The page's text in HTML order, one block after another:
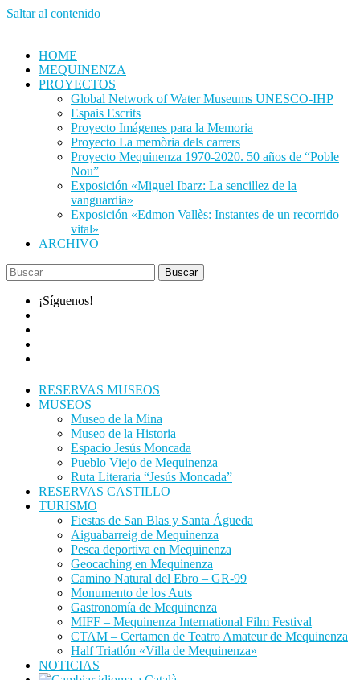
Saltar al contenido
HOME
MEQUINENZA
PROYECTOS
Global Network of Water Museums UNESCO-IHP
Espais Escrits
Proyecto Imágenes para la Memoria
Proyecto La memòria dels carrers
Proyecto Mequinenza 1970-2020. 50 años de “Poble
Nou”
Exposición «Miguel Ibarz: La sencillez de la
vanguardia»
Exposición «Edmon Vallès: Instantes de un recorrido
vital»
ARCHIVO
¡Síguenos!
RESERVAS MUSEOS
MUSEOS
Museo de la Mina
Museo de la Historia
Espacio Jesús Moncada
Pueblo Viejo de Mequinenza
Ruta Literaria “Jesús Moncada”
RESERVAS CASTILLO
TURISMO
Fiestas de San Blas y Santa Águeda
Aiguabarreig de Mequinenza
Pesca deportiva en Mequinenza
Geocaching en Mequinenza
Camino Natural del Ebro – GR-99
Monumento de los Auts
Gastronomía de Mequinenza
MIFF – Mequinenza International Film Festival
CTAM – Certamen de Teatro Amateur de Mequinenza
Half Triatlón «Villa de Mequinenza»
NOTICIAS